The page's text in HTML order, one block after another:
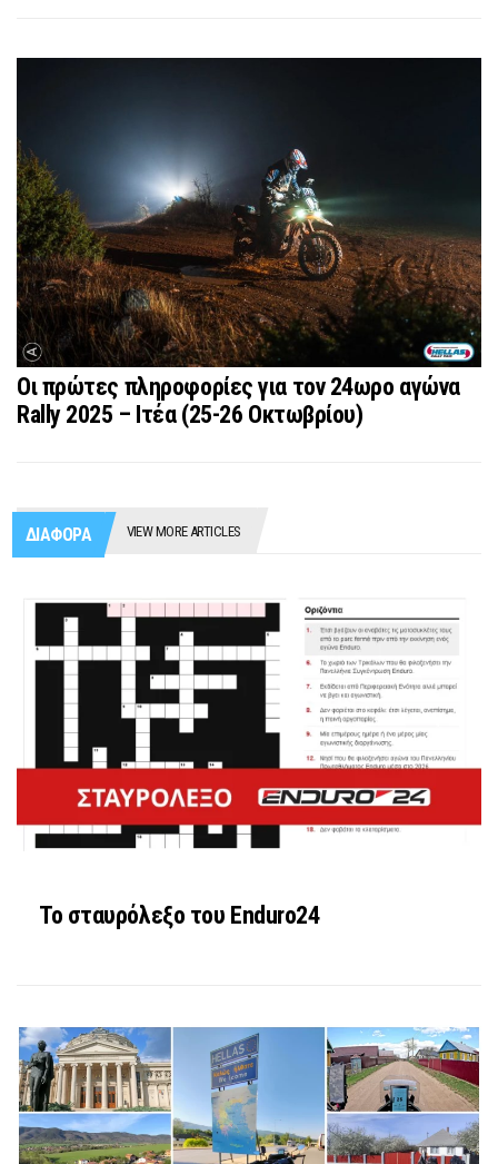
Οι πρώτες πληροφορίες για τον 24ωρο αγώνα
Rally 2025 – Ιτέα (25-26 Οκτωβρίου)
ΔΙΑΦΟΡΑ VIEW MORE ARTICLES
Το σταυρόλεξο του Enduro24